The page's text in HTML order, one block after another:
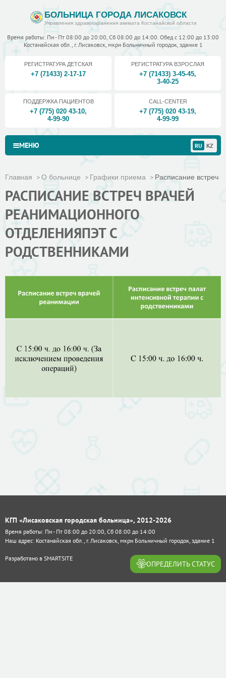
БОЛЬНИЦА ГОРОДА ЛИСАКОВСК
Управления здравоохранения акимата Костанайской области
Время работы: Пн - Пт 08:00 до 20:00, Сб 08:00 до 14:00. Обед с 12:00 до 13:00
Костанайская обл., г. Лисаковск, мкрн Больничный городок, здание 1
РЕГИСТРАТУРА ДЕТСКАЯ
+7 (71433) 2-17-17
РЕГИСТРАТУРА ВЗРОСЛАЯ
+7 (71433) 3-45-45,
3-40-25
ПОДДЕРЖКА ПАЦИЕНТОВ
+7 (775) 020 43-10,
4-99-90
CALL-CENTER
+7 (775) 020 43-19,
4-99-99
МЕНЮ RU KZ
Главная О больнице Графики приема Расписание встреч
РАСПИСАНИЕ ВСТРЕЧ ВРАЧЕЙ
РЕАНИМАЦИОННОГО
ОТДЕЛЕНИЯПЭТ С
РОДСТВЕННИКАМИ
КГП «Лисаковская городская больница», 2012-2026
Время работы: Пн - Пт 08:00 до 20:00, Сб 08:00 до 14:00
Наш адрес: Костанайская обл., г. Лисаковск, мкрн Больничный городок, здание 1
Разработано в SMARTSITE
ОПРЕДЕЛИТЬ СТАТУС